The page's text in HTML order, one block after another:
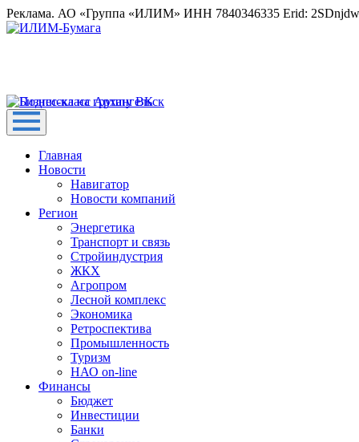
Реклама. АО «Группа «ИЛИМ» ИНН 7840346335 Erid:
Главная
Новости
Навигатор
Новости компаний
Регион
Энергетика
Транспорт и связь
Стройиндустрия
ЖКХ
Агропром
Лесной комплекс
Экономика
Ретроспектива
Промышленность
Туризм
НАО on-line
Финансы
Бюджет
Инвестиции
Банки